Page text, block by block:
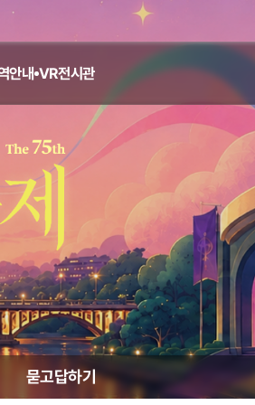
안내 VR전시관
묻고답하기